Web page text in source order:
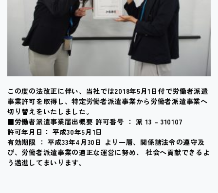
この度の法改正に伴い、当社では2018年5月1日付で労働者派遣
事業許可を取得し、特定労働者派遣事業から労働者派遣事業へ
切り替えをいたしました。
■労働者派遣事業届出概要 許可番号 ： 派 13 – 310107
許可年月日： 平成30年5月1日
有効期限 ： 平成33年4月30日 より一層、関係諸法令の遵守及
び、労働者派遣事業の適正な運営に努め、 社会へ貢献できるよ
う邁進してまいります。